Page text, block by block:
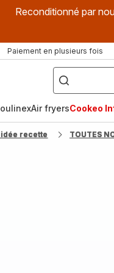
Reconditionné par
Paiement en plusieurs fois
["Que
recherchez-
vous
?",
fryer",
"Companion"]
Air fryersCookeo
recette TOUTES